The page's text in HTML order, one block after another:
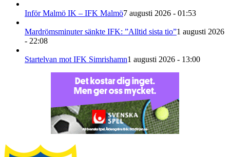
Inför Malmö IK – IFK Malmö7 augusti 2026 - 01:53
Mardrömsminuter sänkte IFK: ”Alltid sista tio”1 augusti 2026
- 22:08
Startelvan mot IFK Simrishamn1 augusti 2026 - 13:00